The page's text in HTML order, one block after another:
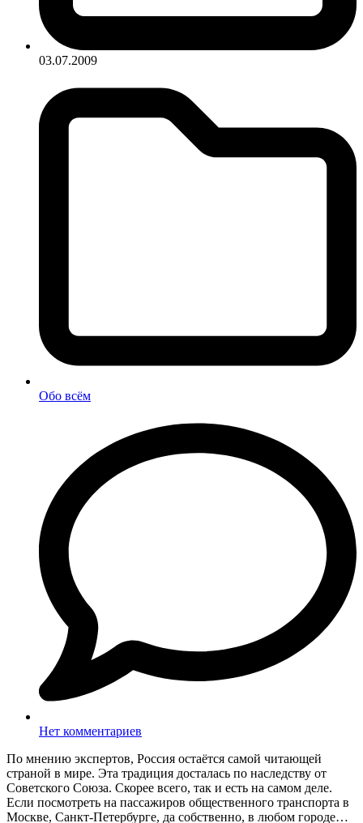
03.07.2009
Обо всём
Нет комментариев
По мнению экспертов, Россия остаётся самой читающей
страной в мире. Эта традиция досталась по наследству от
Советского Союза. Скорее всего, так и есть на самом деле.
Если посмотреть на пассажиров общественного транспорта в
Москве, Санкт-Петербурге, да собственно, в любом городе…